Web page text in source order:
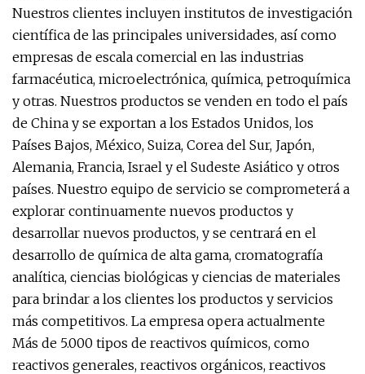
Nuestros clientes incluyen institutos de investigación
científica de las principales universidades, así como
empresas de escala comercial en las industrias
farmacéutica, microelectrónica, química, petroquímica
y otras. Nuestros productos se venden en todo el país
de China y se exportan a los Estados Unidos, los
Países Bajos, México, Suiza, Corea del Sur, Japón,
Alemania, Francia, Israel y el Sudeste Asiático y otros
países. Nuestro equipo de servicio se comprometerá a
explorar continuamente nuevos productos y
desarrollar nuevos productos, y se centrará en el
desarrollo de química de alta gama, cromatografía
analítica, ciencias biológicas y ciencias de materiales
para brindar a los clientes los productos y servicios
más competitivos. La empresa opera actualmente
Más de 5.000 tipos de reactivos químicos, como
reactivos generales, reactivos orgánicos, reactivos